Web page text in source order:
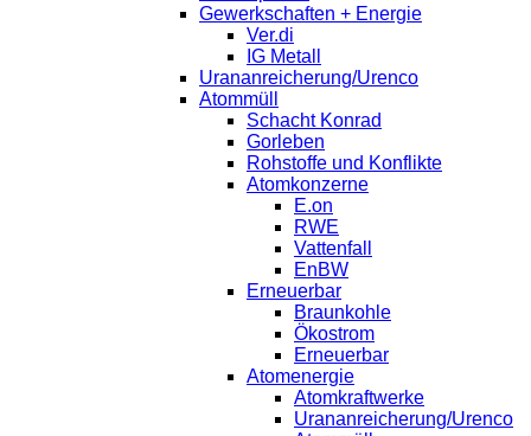
Gewerkschaften + Energie
Ver.di
IG Metall
Urananreicherung/Urenco
Atommüll
Schacht Konrad
Gorleben
Rohstoffe und Konflikte
Atomkonzerne
E.on
RWE
Vattenfall
EnBW
Erneuerbar
Braunkohle
Ökostrom
Erneuerbar
Atomenergie
Atomkraftwerke
Urananreicherung/Urenco